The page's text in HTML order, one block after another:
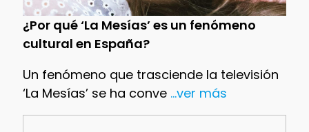
¿Por qué ‘La Mesías’ es un fenómeno
cultural en España?
Un fenómeno que trasciende la televisión
‘La Mesías’ se ha conve...ver más